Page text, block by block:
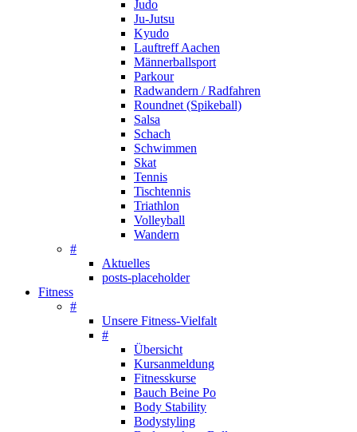
Judo
Ju-Jutsu
Kyudo
Lauftreff Aachen
Männerballsport
Parkour
Radwandern / Radfahren
Roundnet (Spikeball)
Salsa
Schach
Schwimmen
Skat
Tennis
Tischtennis
Triathlon
Volleyball
Wandern
#
Aktuelles
posts-placeholder
Fitness
#
Unsere Fitness-Vielfalt
#
Übersicht
Kursanmeldung
Fitnesskurse
Bauch Beine Po
Body Stability
Bodystyling